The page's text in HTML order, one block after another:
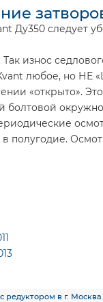
Ду350 следует
износ
Kvant любое, но
«открыто».
в полугодие.
редуктором в г. Москва